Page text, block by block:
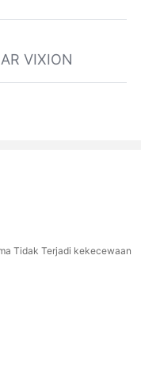
VIXION
Tidak Terjadi kekecewaan